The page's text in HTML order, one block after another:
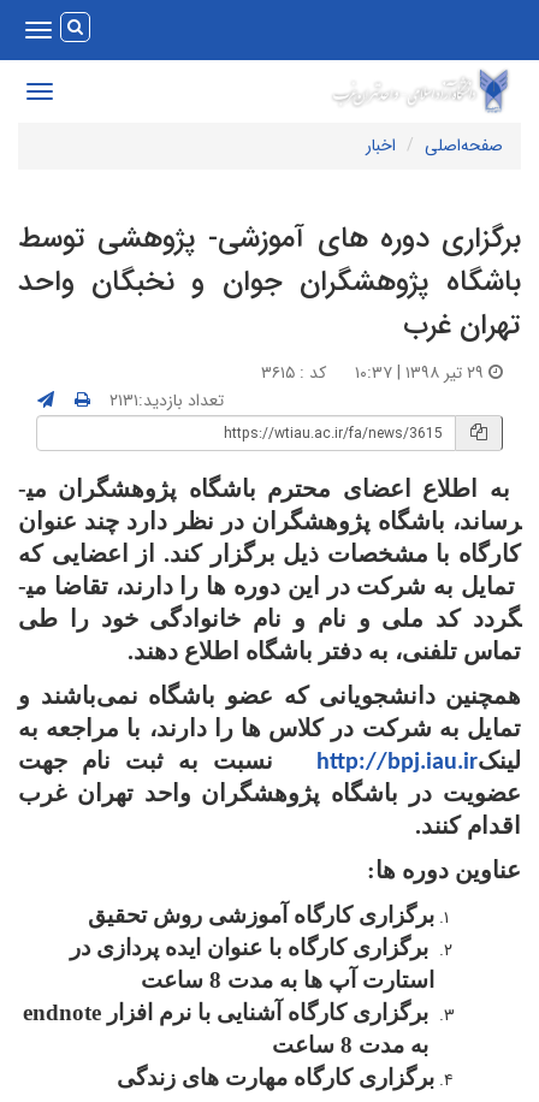
Toggle
Toggle
صفحه‌اصلی
اخبار
دوره های آموزشی- پژوهشی توسط
پژوهشگران جوان و نخبگان واحد
غرب
کد : ۳۶۱۵
تعداد بازدید:۲۱۳۱
اطلاع اعضای محترم باشگاه پژوهشگران می­
باشگاه پژوهشگران در نظر دارد چند عنوان
با مشخصات ذیل برگزار کند. از اعضایی که
به شرکت در این دوره ها را دارند، تقاضا می­
کد ملی و نام و نام خانوادگی خود را طی
تلفنی، به دفتر باشگاه اطلاع دهند.
دانشجویانی که عضو باشگاه نمیباشند و
به شرکت در کلاس ها را دارند، با مراجعه به
http://bpj.iau.ir نسبت به ثبت نام جهت
در باشگاه پژوهشگران واحد تهران غرب
کنند.
دوره ها:
برگزاری کارگاه آموزشی روش تحقیق
برگزاری کارگاه با عنوان ایده پردازی در
استارت آپ ها به مدت 8 ساعت
برگزاری کارگاه آشنایی با نرم افزار endnote
به مدت 8 ساعت
برگزاری کارگاه مهارت های زندگی